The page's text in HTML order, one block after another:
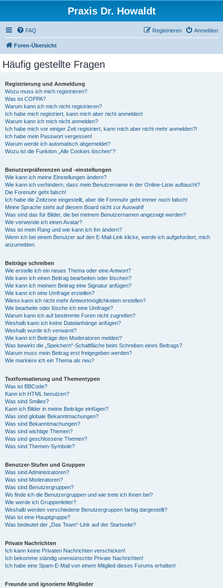
Praxis Dr. Howaldt
FAQ Anmelden
Registrieren
Foren-Übersicht
Häufig gestellte Fragen
Registrierung und Anmeldung
Wozu muss ich mich registrieren?
Was ist COPPA?
Warum kann ich mich nicht registrieren?
Ich habe mich registriert, kann mich aber nicht anmelden!
Warum kann ich mich nicht anmelden?
Ich habe mich vor einiger Zeit registriert, kann mich aber nicht mehr anmelden?!
Ich habe mein Passwort vergessen!
Warum werde ich automatisch abgemeldet?
Wozu ist die Funktion „Alle Cookies löschen“?
Benutzerpräferenzen und -einstellungen
Wie kann ich meine Einstellungen ändern?
Wie kann ich verhindern, dass mein Benutzername in der Online-Liste auftaucht?
Die Forenuhr geht falsch!
Ich habe die Zeitzone eingestellt, aber die Forenuhr geht immer noch falsch!
Meine Sprache steht auf diesem Board nicht zur Auswahl!
Was sind das für Bilder, die bei meinem Benutzernamen angezeigt werden?
Wie verwende ich einen Avatar?
Was ist mein Rang und wie kann ich ihn ändern?
Wenn ich bei einem Benutzer auf den E-Mail-Link klicke, werde ich aufgefordert, mich
anzumelden.
Beiträge schreiben
Wie erstelle ich ein neues Thema oder eine Antwort?
Wie kann ich einen Beitrag bearbeiten oder löschen?
Wie kann ich meinem Beitrag eine Signatur anfügen?
Wie kann ich eine Umfrage erstellen?
Wieso kann ich nicht mehr Antwortmöglichkeiten erstellen?
Wie bearbeite oder lösche ich eine Umfrage?
Warum kann ich auf bestimmte Foren nicht zugreifen?
Weshalb kann ich keine Dateianhänge anfügen?
Weshalb wurde ich verwarnt?
Wie kann ich Beiträge den Moderatoren melden?
Was bewirkt die „Speichern“-Schaltfläche beim Schreiben eines Beitrags?
Warum muss mein Beitrag erst freigegeben werden?
Wie markiere ich ein Thema als neu?
Textformatierung und Thementypen
Was ist BBCode?
Kann ich HTML benutzen?
Was sind Smilies?
Kann ich Bilder in meine Beiträge einfügen?
Was sind globale Bekanntmachungen?
Was sind Bekanntmachungen?
Was sind wichtige Themen?
Was sind geschlossene Themen?
Was sind Themen-Symbole?
Benutzer-Stufen und Gruppen
Was sind Administratoren?
Was sind Moderatoren?
Was sind Benutzergruppen?
Wo finde ich die Benutzergruppen und wie trete ich ihnen bei?
Wie werde ich Gruppenleiter?
Weshalb werden verschiedene Benutzergruppen farbig dargestellt?
Was ist eine Hauptgruppe?
Was bedeutet der „Das Team“-Link auf der Startseite?
Private Nachrichten
Ich kann keine Privaten Nachrichten verschicken!
Ich bekomme ständig unerwünschte Private Nachrichten!
Ich habe eine Spam-E-Mail von einem Mitglied dieses Forums erhalten!
Freunde und ignorierte Mitglieder